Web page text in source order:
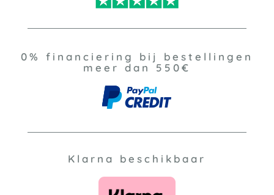
0% financiering bij bestellingen
meer dan 550€
Klarna beschikbaar